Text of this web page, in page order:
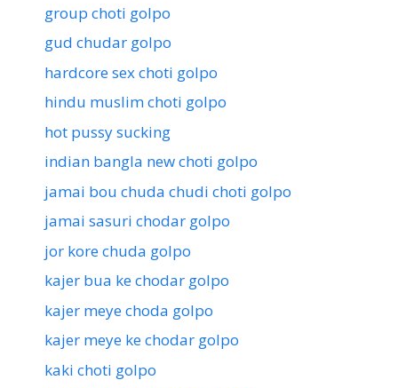
group choti golpo
gud chudar golpo
hardcore sex choti golpo
hindu muslim choti golpo
hot pussy sucking
indian bangla new choti golpo
jamai bou chuda chudi choti golpo
jamai sasuri chodar golpo
jor kore chuda golpo
kajer bua ke chodar golpo
kajer meye choda golpo
kajer meye ke chodar golpo
kaki choti golpo